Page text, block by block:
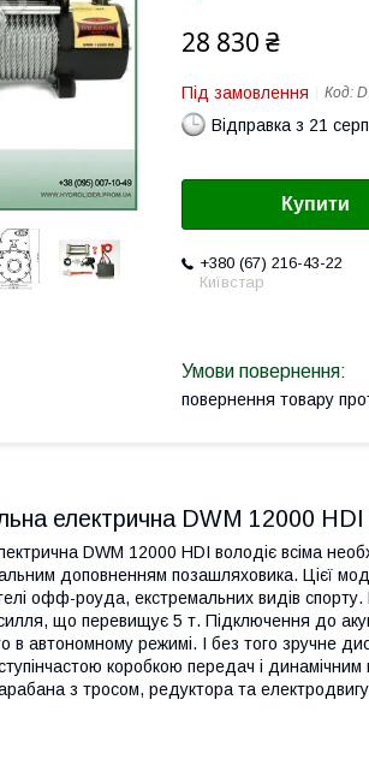
28 830 ₴
Під замовлення Код:
Відправка з 21
Купити
+380 (67) 216-43-22
Київстар
повернення товару
електрична DWM 12000
DWM 12000 HDI володіє всіма
доповненням позашляховика. Цієї
офф-роуда, екстремальних видів
що перевищує 5 т. Підключення до
в автономному режимі. І без того зручне
коробкою передач і
з тросом, редуктора та